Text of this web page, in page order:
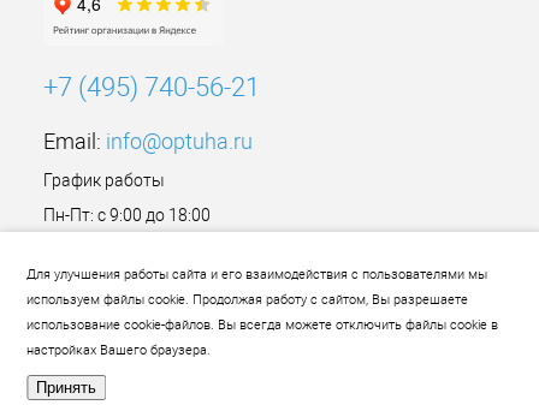
Для улучшения работы сайта и его взаимодействия с пользователями мы
используем файлы cookie. Продолжая работу с сайтом, Вы разрешаете
использование cookie-файлов. Вы всегда можете отключить файлы cookie в
настройках Вашего браузера.
Принять
+7 (495) 740-56-21
Email: info@optuha.ru
График работы
Пн-Пт: с 9:00 до 18:00